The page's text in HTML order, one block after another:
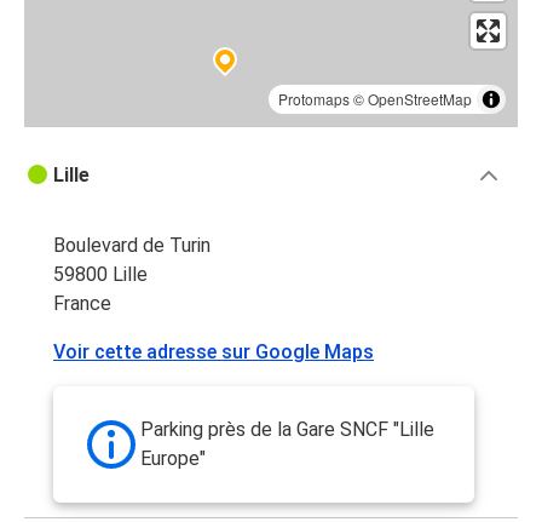
Protomaps©OpenStreetMap
Lille
Boulevard de Turin
59800 Lille
France
Voir cette adresse sur Google Maps
Parking près de la Gare SNCF "Lille
Europe"